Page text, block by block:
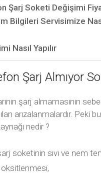
Şarj Soketi Değişimi
Bilgileri Servisimize
Nasıl Yapılır
Şarj Almıyor
şarj almamasının
arızalanmalardır. Peki bu
nedir ?
soketinin sıvı ve nem